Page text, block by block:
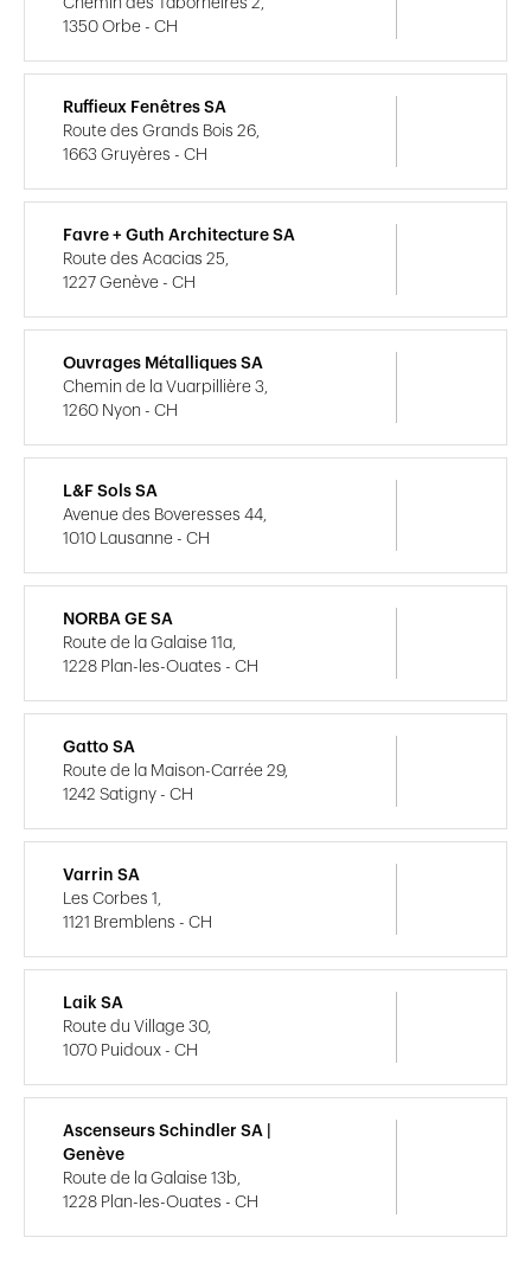
1350 Orbe - CH
Ruffieux Fenêtres SA
Route des Grands Bois 26,
1663 Gruyères - CH
Favre + Guth Architecture SA
Route des Acacias 25,
1227 Genève - CH
Ouvrages Métalliques SA
Chemin de la Vuarpillière 3,
1260 Nyon - CH
L&F Sols SA
Avenue des Boveresses 44,
1010 Lausanne - CH
NORBA GE SA
Route de la Galaise 11a,
1228 Plan-les-Ouates - CH
Gatto SA
Route de la Maison-Carrée 29,
1242 Satigny - CH
Varrin SA
Les Corbes 1,
1121 Bremblens - CH
Laik SA
Route du Village 30,
1070 Puidoux - CH
Ascenseurs Schindler SA |
Genève
Route de la Galaise 13b,
1228 Plan-les-Ouates - CH